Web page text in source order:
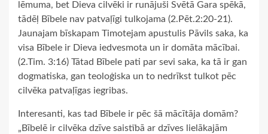
lēmuma, bet Dieva cilvēki ir runājuši Svētā Gara spēkā,
tādēļ Bībele nav patvaļīgi tulkojama (2.Pēt.2:20-21).
Jaunajam bīskapam Timotejam apustulis Pāvils saka, ka
visa Bībele ir Dieva iedvesmota un ir domāta mācībai.
(2.Tim. 3:16) Tātad Bībele pati par sevi saka, ka tā ir gan
dogmatiska, gan teoloģiska un to nedrīkst tulkot pēc
cilvēka patvaļīgas iegribas.
Interesanti, kas tad Bībele ir pēc šā mācītāja domām?
„Bībelē ir cilvēka dzīve saistībā ar dzīves lielākajām